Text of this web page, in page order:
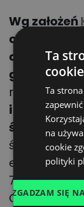
Wg założeń
cyfryzacja
celów
green
raportu
i średnich
średnio ok.
średnia ta
70
Cyfrowej
Ta
cookie
Ta
na
cookie
polityki
ZGADZAM SIĘ